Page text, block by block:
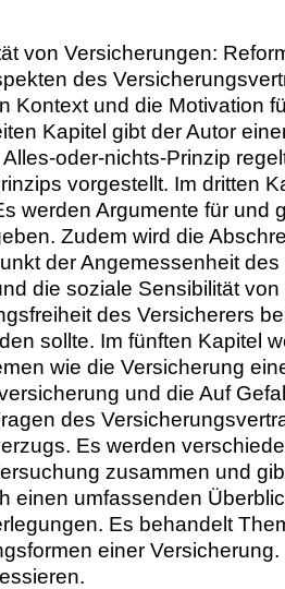
von Versicherungen:
des
Kontext und die Motivation
Kapitel gibt der Autor
oder-nichts-Prinzip
vorgestellt. Im dritten
werden Argumente für
Zudem wird die
der Angemessenheit
die soziale Sensibilität
des Versicherers
sollte. Im fünften Kapitel
wie die Versicherung
und die Auf
des
Es werden
zusammen und
einen umfassenden
Es behandelt
einer